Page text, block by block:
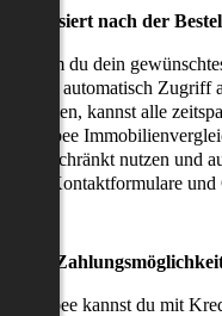
passiert nach der
du dein
sofort automatisch Zugriff
kannst alle
Flatbee
nutzen und
Kontaktformulare und
Flatbee kannst du mit